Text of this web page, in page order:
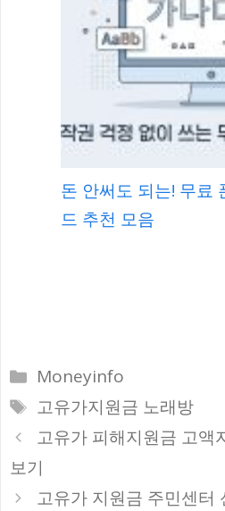
돈 안써도 되는! 무료
드 추천 모음
카
테
리
Moneyinfo
태
그
고유가지원금 노래방
고유가 피해지원금 고액
보기
고유가 지원금 주민센터